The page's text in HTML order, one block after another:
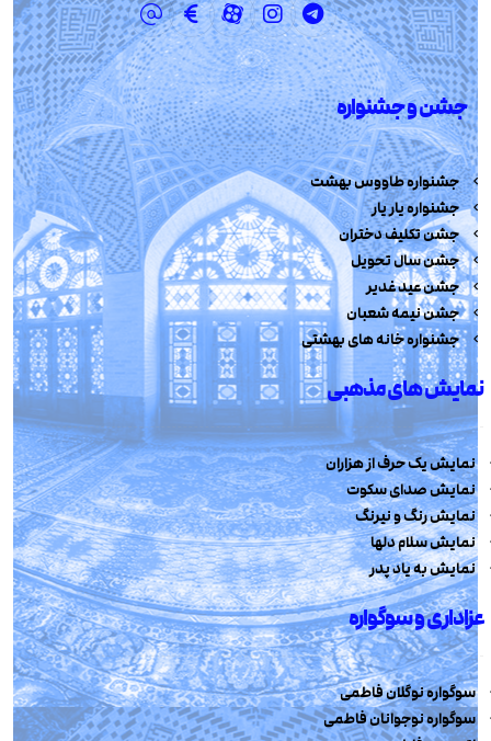
جشن و جشنواره
جشنواره طاووس بهشت
جشنواره یار یار
جشن تکلیف دختران
جشن سال تحویل
جشن عید غدیر
جشن نیمه شعبان
جشنواره خانه های بهشتی
نمایش های مذهبی
نمایش یک حرف از هزاران
نمایش صدای سکوت
نمایش رنگ و نیرنگ
نمایش سلام دلها
نمایش به یاد پدر
عزاداری و سوگواره
سوگواره نوگلان فاطمی
سوگواره نوجوانان فاطمی